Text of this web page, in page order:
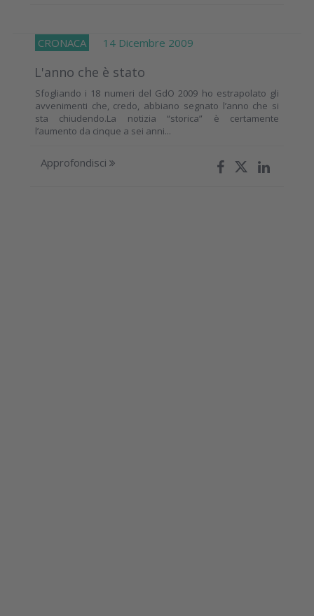
CRONACA 14 Dicembre 2009
L'anno che è stato
Sfogliando i 18 numeri del GdO 2009 ho estrapolato gli
avvenimenti che, credo, abbiano segnato l’anno che si
sta chiudendo.La notizia “storica” è certamente
l’aumento da cinque a sei anni...
Approfondisci